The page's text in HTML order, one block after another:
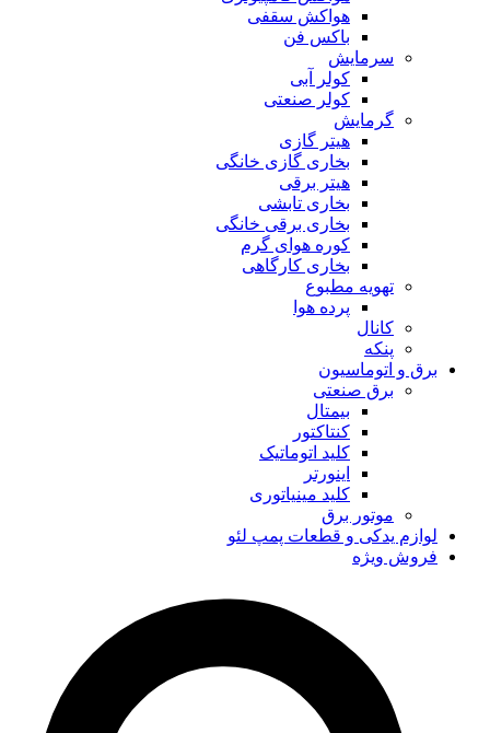
هواکش سقفی
باکس فن
سرمایش
کولر آبی
کولر صنعتی
گرمایش
هیتر گازی
بخاری گازی خانگی
هیتر برقی
بخاری تابشی
بخاری برقی خانگی
کوره هوای گرم
بخاری کارگاهی
تهویه مطبوع
پرده هوا
کانال
پنکه
برق و اتوماسیون
برق صنعتی
بیمتال
کنتاکتور
کلید اتوماتیک
اینورتر
کلید مینیاتوری
موتور برق
لوازم یدکی و قطعات پمپ لئو
فروش ویژه